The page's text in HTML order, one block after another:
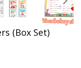
(Box Set)